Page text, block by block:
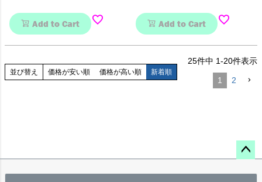
Add to Cart Add to Cart
並び替え 価格が安い順 価格が高い順 新着順
25件中 1-20件表示
1 2